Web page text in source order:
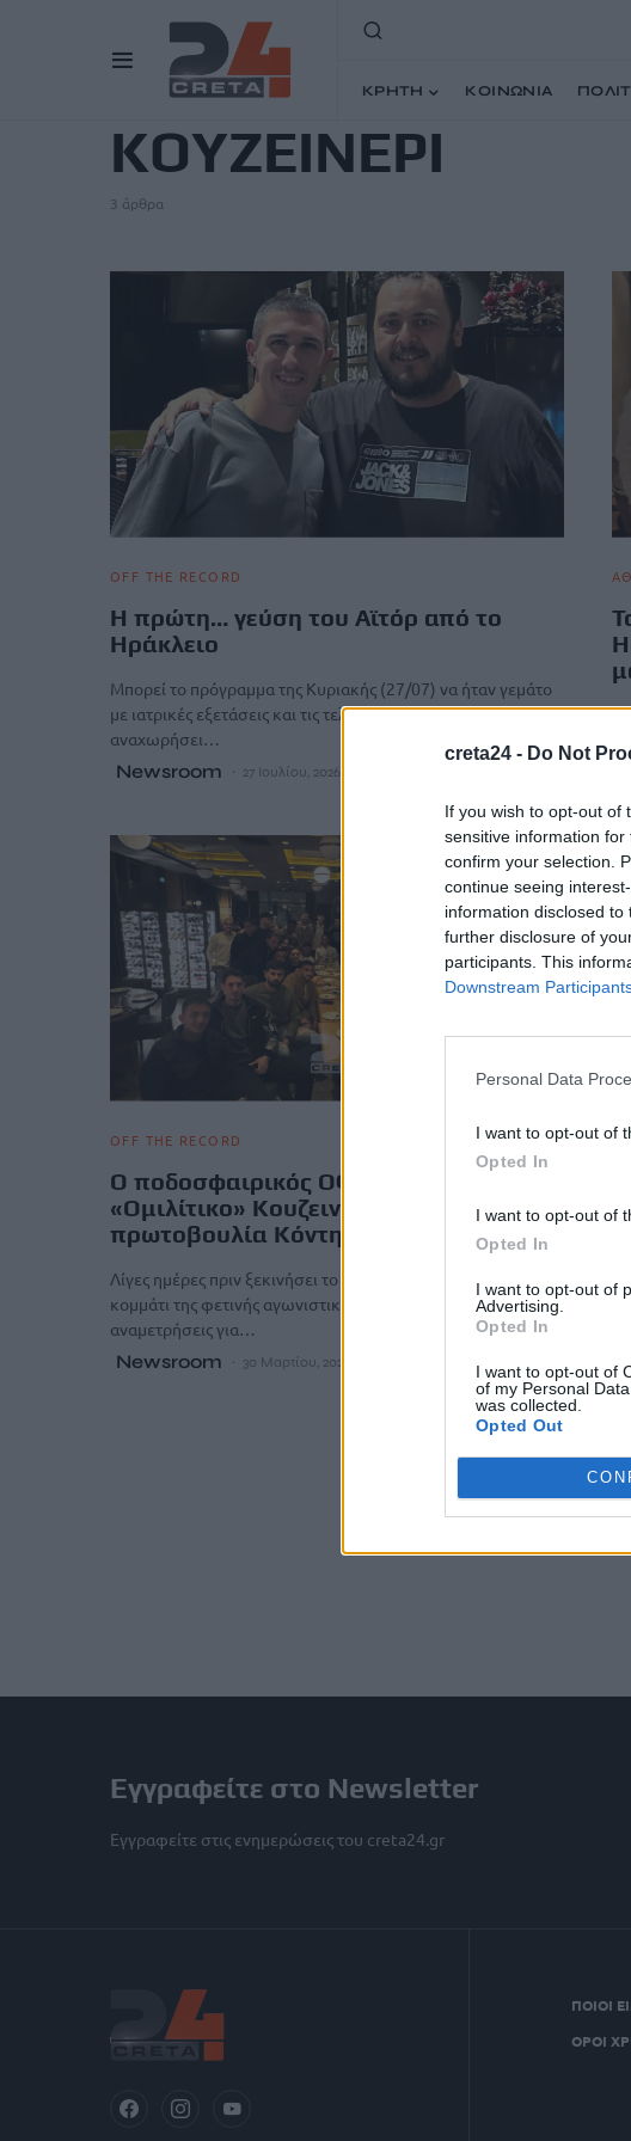
creta24 - Do Not
If you wish to opt-out of
sensitive information
confirm your selection.
continue seeing
information disclosed
further disclosure of
participants. This
Downstream
Personal Data
I want to opt-out of
Opted In
I want to opt-out of
Opted In
I want to opt-out of
Advertising.
Opted In
I want to opt-out of
of my Personal
was collected.
Opted Out
ΚΡΗΤΗ ΚΟΙΝΩΝΙΑ
ΚΟΥΖΕΙΝΕΡΙ
3 άρθρα
OFF THE RECORD
Η πρώτη… γεύση του Αϊτόρ από το
Ηράκλειο
Μπορεί το πρόγραμμα της Κυριακής (27/07) να ήταν γεμάτο
με ιατρικές εξετάσεις και τις τελευταίες διαδικασίες πριν
αναχωρήσει…
Newsroom 27 Ιουλίου, 2026
OFF THE RECORD
Ο ποδοσφαιρικός ΟΦΗ δείπνησε στο
«Ομιλίτικο» Κουζεινερί με
πρωτοβουλία Κόντη!
Λίγες ημέρες πριν ξεκινήσει το τελευταίο και πιο κρίσιμο
κομμάτι της φετινής αγωνιστικής χρονιάς με τις
αναμετρήσεις για…
Newsroom 30 Μαρτίου, 2026
Εγγραφείτε στο Newsletter
Εγγραφείτε στις ενημερώσεις του creta24.gr
ΠΟΙΟΙ
ΟΡΟΙ